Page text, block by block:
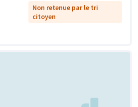
Non retenue par le tri
citoyen